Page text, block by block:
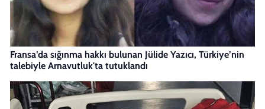
Fransa’da sığınma hakkı bulunan Jülide Yazıcı, Türkiye’nin
talebiyle Arnavutluk'ta tutuklandı